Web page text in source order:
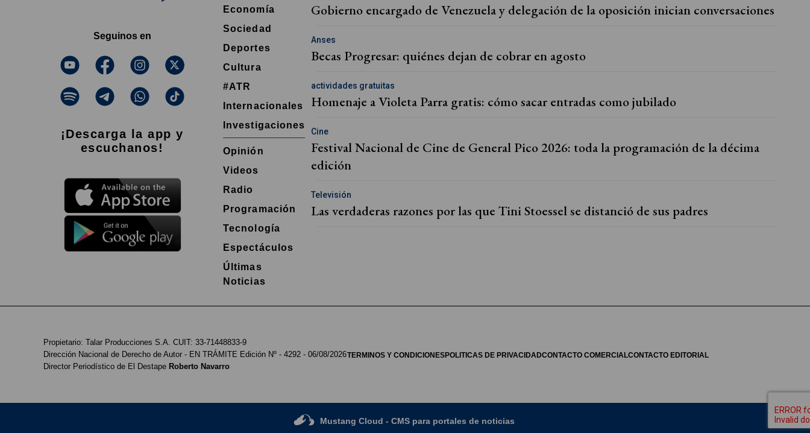
Seguinos en
¡Descarga la app y
escuchanos!
Economía
Sociedad
Deportes
Cultura
#ATR
Internacionales
Investigaciones
Opinión
Videos
Radio
Programación
Tecnología
Espectáculos
Últimas
Noticias
Gobierno encargado de Venezuela y delegación de la oposición inician conversaciones
Anses
Becas Progresar: quiénes dejan de cobrar en agosto
actividades gratuitas
Homenaje a Violeta Parra gratis: cómo sacar entradas como jubilado
Cine
Festival Nacional de Cine de General Pico 2026: toda la programación de la décima
edición
Televisión
Las verdaderas razones por las que Tini Stoessel se distanció de sus padres
Propietario: Talar Producciones S.A. CUIT: 33-71448833-9
Dirección Nacional de Derecho de Autor - EN TRÁMITE Edición Nº - 4292 - 06/08/2026
Director Periodístico de El Destape Roberto Navarro
TERMINOS Y CONDICIONESPOLITICAS DE PRIVACIDADCONTACTO COMERCIALCONTACTO EDITORIAL
Mustang Cloud - CMS para portales de noticias